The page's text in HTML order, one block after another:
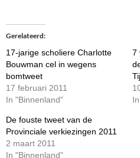
Gerelateerd
17-jarige scholiere Charlotte
Bouwman cel in wegens
bomtweet
17 februari 2011
In "Binnenland"
7
De fouste tweet van de
Provinciale verkiezingen 2011
2 maart 2011
In "Binnenland"